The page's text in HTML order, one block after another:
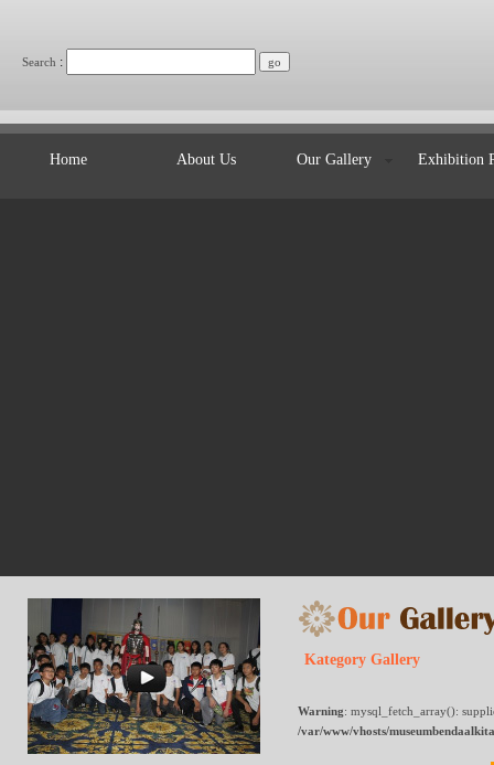
Search :
Home About Us Our Gallery Exhibition
Kategory Gallery
Warning: mysql_fetch_array():
/var/www/vhosts/